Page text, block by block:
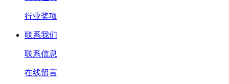
行业奖项
联系我们
联系信息
在线留言